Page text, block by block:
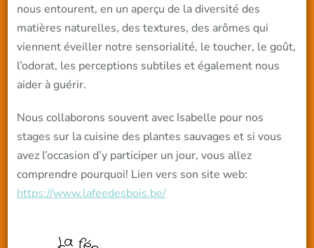
nous entourent, en un aperçu de la diversité des
matières naturelles, des textures, des arômes qui
viennent éveiller notre sensorialité, le toucher, le goût,
l’odorat, les perceptions subtiles et également nous
aider à guérir.
Nous collaborons souvent avec Isabelle pour nos
stages sur la cuisine des plantes sauvages et si vous
avez l’occasion d’y participer un jour, vous allez
comprendre pourquoi! Lien vers son site web:
https://www.lafeedesbois.be/